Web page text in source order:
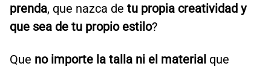
prenda, que nazca de tu propia creatividad y
que sea de tu propio estilo?
Que no importe la talla ni el material que